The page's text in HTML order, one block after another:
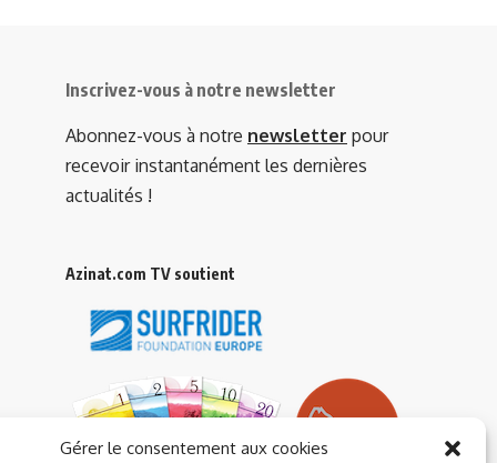
Gérer le consentement aux cookies
Inscrivez-vous à notre newsletter
Abonnez-vous à notre newsletter pour
recevoir instantanément les dernières
actualités !
Azinat.com TV soutient